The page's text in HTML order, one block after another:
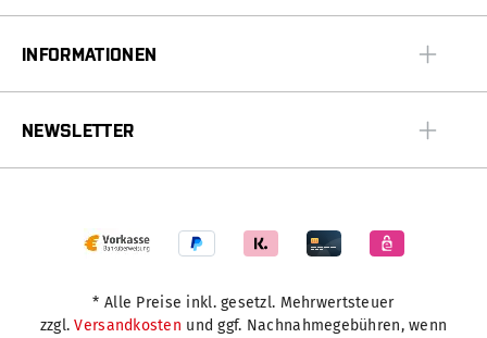
INFORMATIONEN
NEWSLETTER
* Alle Preise inkl. gesetzl. Mehrwertsteuer
zzgl.Versandkosten und ggf. Nachnahmegebühren, wenn